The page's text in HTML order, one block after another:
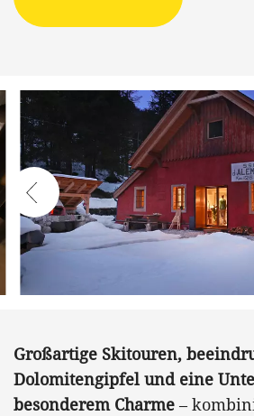
Großartige Skitouren,
Dolomitengipfel und eine
besonderem Charme –